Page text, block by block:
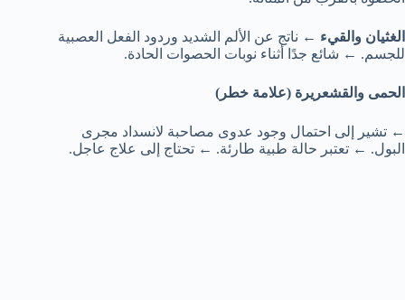
الغثيان والقيء ← ناتج عن الألم الشديد وردود الفعل العصبية
للجسم. ← شائع جدًا أثناء نوبات الحصوات الحادة.
الحمى والقشعريرة (علامة خطر)
← تشير إلى احتمال وجود عدوى مصاحبة لانسداد مجرى
البول. ← تعتبر حالة طبية طارئة. ← تحتاج إلى علاج عاجل.